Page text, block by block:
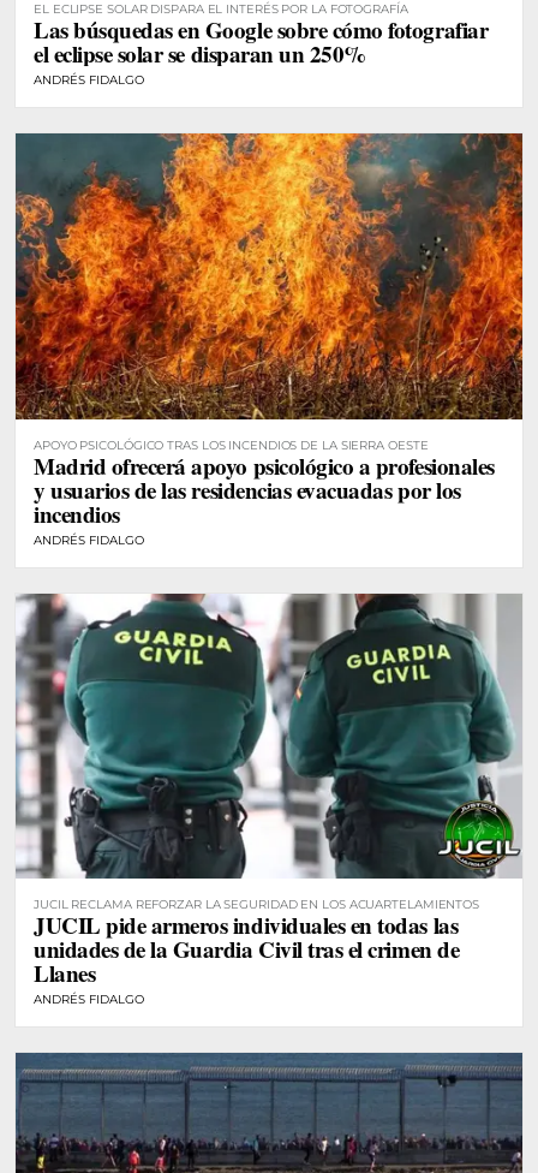
EL ECLIPSE SOLAR DISPARA EL INTERÉS POR LA FOTOGRAFÍA
Las búsquedas en Google sobre cómo fotografiar
el eclipse solar se disparan un 250%
ANDRÉS FIDALGO
APOYO PSICOLÓGICO TRAS LOS INCENDIOS DE LA SIERRA OESTE
Madrid ofrecerá apoyo psicológico a profesionales
y usuarios de las residencias evacuadas por los
incendios
ANDRÉS FIDALGO
JUCIL RECLAMA REFORZAR LA SEGURIDAD EN LOS ACUARTELAMIENTOS
JUCIL pide armeros individuales en todas las
unidades de la Guardia Civil tras el crimen de
Llanes
ANDRÉS FIDALGO